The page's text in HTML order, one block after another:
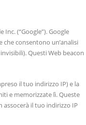
(“Google”). Google
consentono un’analisi
Questi Web beacon
il tuo indirizzo IP) e la
e memorizzate lì. Queste
assocerà il tuo indirizzo IP